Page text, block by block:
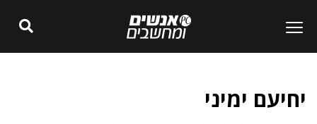
יחיעם ימיני